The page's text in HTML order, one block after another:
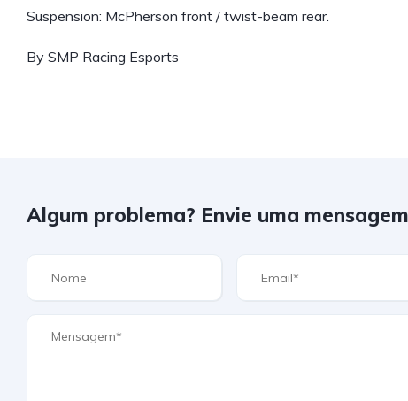
Suspension: McPherson front / twist-beam rear.
By SMP Racing Esports
Algum problema? Envie uma